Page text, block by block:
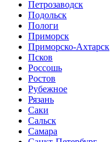
Петрозаводск
Подольск
Пологи
Приморск
Приморско-Ахтарск
Псков
Россошь
Ростов
Рубежное
Рязань
Саки
Сальск
Самара